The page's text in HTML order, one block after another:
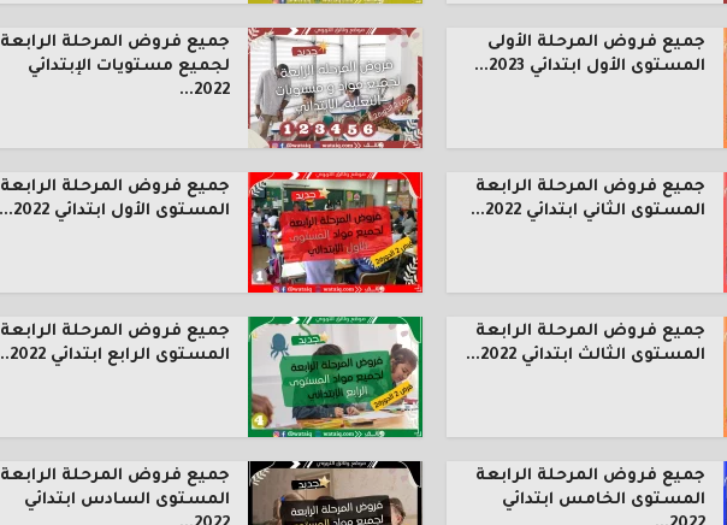
جميع فروض المرحلة الأولى
المستوى الأول ابتدائي 2023...
جميع فروض المرحلة الرابعة
لجميع مستويات الإبتدائي
2022...
جميع فروض المرحلة الرابعة
المستوى الثاني ابتدائي 2022...
جميع فروض المرحلة الرابعة
المستوى الأول ابتدائي 2022...
جميع فروض المرحلة الرابعة
المستوى الثالث ابتدائي 2022...
جميع فروض المرحلة الرابعة
المستوى الرابع ابتدائي 2022...
جميع فروض المرحلة الرابعة
المستوى الخامس ابتدائي
جميع فروض المرحلة الرابعة
المستوى السادس ابتدائي